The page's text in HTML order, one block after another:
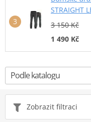
STRAIGHT
3 150 Kč
1 490 Kč
Zobrazit filtraci